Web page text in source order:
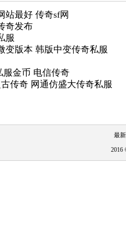
站最好 传奇sf网
奇发布
服
变版本 韩版中变传奇私服
服金币 电信传奇
传奇 网通仿盛大传奇私服
最
2016